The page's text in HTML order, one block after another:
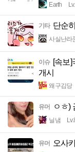
Earth
기타 단순
사실난라
이슈 [속보]
개시
왜구김당
유머 ㅇㅎ)
닐냄
유머 오사